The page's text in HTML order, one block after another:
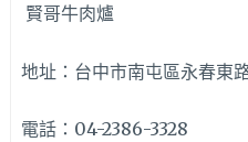
賢哥牛肉爐
地址：台中市南屯區永春東
電話：04-2386-3328